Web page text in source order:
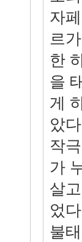
자
르
한
을
게
았
작
가
살
었
불